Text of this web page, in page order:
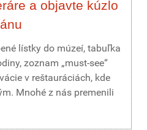
a objavte kúzlo
lístky do múzeí, tabuľka
zoznam „must-see“
v reštauráciách, kde
Mnohé z nás premenili